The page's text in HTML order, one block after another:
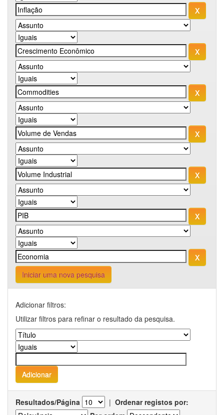
Iniciar uma nova pesquisa
Adicionar filtros:
Utilizar filtros para refinar o resultado da pesquisa.
Resultados/Página | Ordenar registos por: